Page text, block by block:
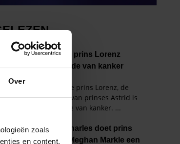
Over
zoals
en content,